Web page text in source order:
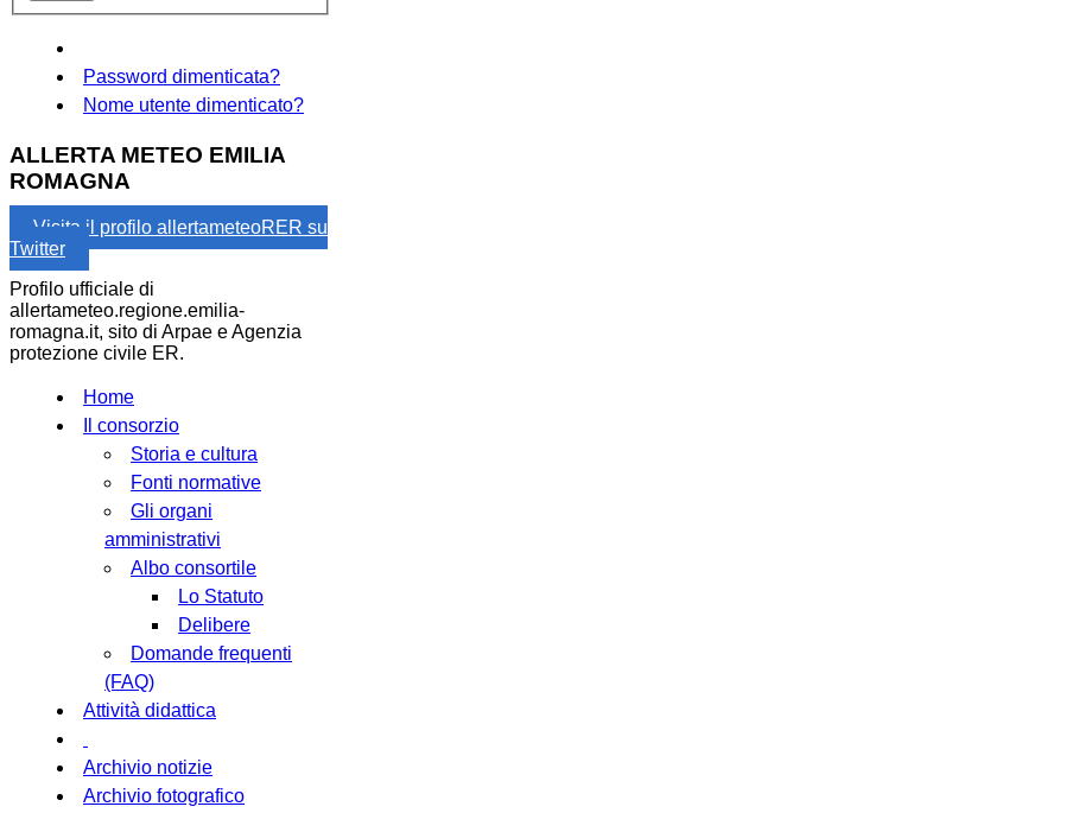
Password dimenticata?
Nome utente dimenticato?
ALLERTA METEO EMILIA
ROMAGNA
Visita il profilo allertameteoRER su
Twitter
Profilo ufficiale di
allertameteo.regione.emilia-
romagna.it, sito di Arpae e Agenzia
protezione civile ER.
Home
Il consorzio
Storia e cultura
Fonti normative
Gli organi
amministrativi
Albo consortile
Lo Statuto
Delibere
Domande frequenti
(FAQ)
Attività didattica
Archivio notizie
Archivio fotografico